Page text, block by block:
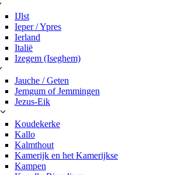
IJlst
Ieper / Ypres
Ierland
Italië
Izegem (Iseghem)
Jauche / Geten
Jemgum of Jemmingen
Jezus-Eik
Koudekerke
Kallo
Kalmthout
Kamerijk en het Kamerijkse
Kampen